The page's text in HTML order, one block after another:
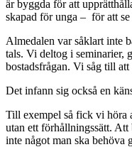
är byggda för att
skapad för unga – för att
Almedalen var såklart inte
tals. Vi deltog i seminarier,
bostadsfrågan. Vi såg till
Det infann sig också en
Till exempel så fick vi höra
utan ett förhållningssätt. Att
inte något man ska behöva